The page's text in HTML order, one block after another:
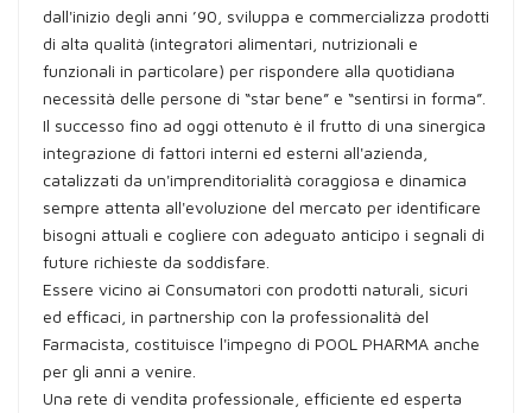
dall'inizio degli anni ’90, sviluppa e commercializza prodotti
di alta qualità (integratori alimentari, nutrizionali e
funzionali in particolare) per rispondere alla quotidiana
necessità delle persone di “star bene” e “sentirsi in forma”.
Il successo fino ad oggi ottenuto è il frutto di una sinergica
integrazione di fattori interni ed esterni all'azienda,
catalizzati da un'imprenditorialità coraggiosa e dinamica
sempre attenta all'evoluzione del mercato per identificare
bisogni attuali e cogliere con adeguato anticipo i segnali di
future richieste da soddisfare.
Essere vicino ai Consumatori con prodotti naturali, sicuri
ed efficaci, in partnership con la professionalità del
Farmacista, costituisce l'impegno di POOL PHARMA anche
per gli anni a venire.
Una rete di vendita professionale, efficiente ed esperta